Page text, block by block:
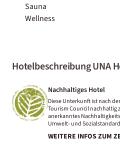
Sauna
Wellness
Hotelbeschreibung UNA
Nachhaltiges Hotel
Diese Unterkunft ist nach
Tourism Council
anerkanntes
Umwelt- und
WEITERE INFOS ZUM